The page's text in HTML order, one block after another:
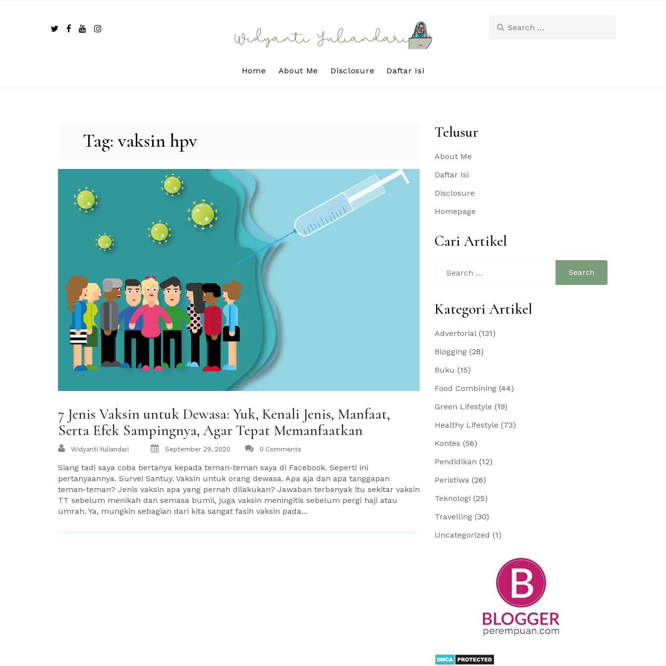
for:
Home About Me Disclosure Daftar Isi
Tag:vaksin hpv
7 Jenis Vaksin untuk Dewasa: Yuk, Kenali Jenis, Manfaat,
Serta Efek Sampingnya, Agar Tepat Memanfaatkan
Widyanti Yuliandari September 29, 2020 0 Comments
Siang tadi saya coba bertanya kepada teman-teman saya di Facebook. Seperti ini
pertanyaannya. Survei Santuy. Vaksin untuk orang dewasa. Apa aja dan apa tanggapan
teman-teman? Jenis vaksin apa yang pernah dilakukan? Jawaban terbanyak itu sekitar vaksin
TT sebelum menikah dan semasa bumil, juga vaksin meningitis sebelum pergi haji atau
umrah. Ya, mungkin sebagian dari kita sangat fasih vaksin pada...
Telusur
About Me
Daftar Isi
Disclosure
Homepage
Cari Artikel
for:
Kategori Artikel
Advertorial(131)
Blogging (28)
Buku (15)
Food Combining (44)
Green Lifestyle (19)
Healthy Lifestyle (73)
Kontes (56)
Pendidikan (12)
Peristiwa (26)
Teknologi (25)
Travelling (30)
Uncategorized (1)